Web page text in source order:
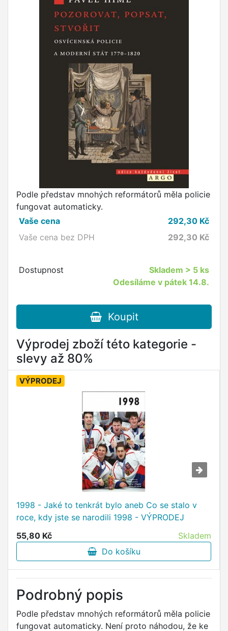
Podle představ mnohých reformátorů měla policie
fungovat automaticky.
Vaše cena
292,30 Kč
Vaše cena bez DPH
292,30 Kč
Dostupnost Skladem > 5 ks
Odesíláme v pátek 14.8.
Koupit
Výprodej zboží této kategorie -
slevy až 80%
VÝPRODEJ
1998 - Jaké to tenkrát bylo aneb Co se stalo v
roce, kdy jste se narodili 1998 - VÝPRODEJ
55,80 Kč
Skladem
Do košíku
Podrobný popis
Podle představ mnohých reformátorů měla policie
fungovat automaticky. Není proto náhodou, že ke